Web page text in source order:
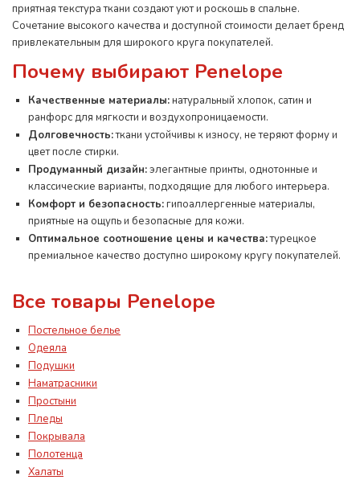
приятная текстура ткани создают уют и роскошь в спальне.
Сочетание высокого качества и доступной стоимости делает бренд
привлекательным для широкого круга покупателей.
Почему выбирают Penelope
Качественные материалы:натуральный хлопок, сатин и
ранфорс для мягкости и воздухопроницаемости.
Долговечность:ткани устойчивы к износу, не теряют форму и
цвет после стирки.
Продуманный дизайн:элегантные принты, однотонные и
классические варианты, подходящие для любого интерьера.
Комфорт и безопасность:гипоаллергенные материалы,
приятные на ощупь и безопасные для кожи.
Оптимальное соотношение цены и качества:турецкое
премиальное качество доступно широкому кругу покупателей.
Все товары Penelope
Постельное белье
Одеяла
Подушки
Наматрасники
Простыни
Пледы
Покрывала
Полотенца
Халаты